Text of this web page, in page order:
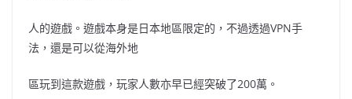
人的遊戲。遊戲本身是日本地區限定的，不過透過VPN手
法，還是可以從海外地
區玩到這款遊戲，玩家人數亦早已經突破了200萬。